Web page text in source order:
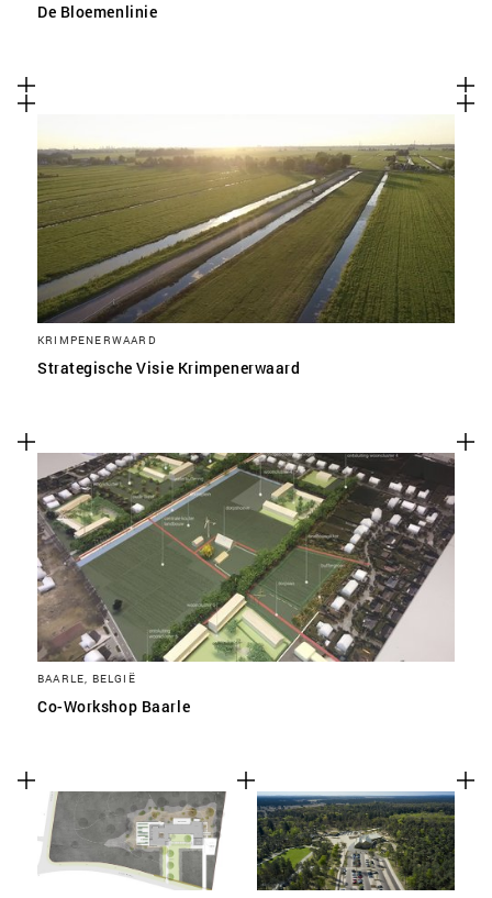
De Bloemenlinie
KRIMPENERWAARD
Strategische Visie Krimpenerwaard
BAARLE, BELGIË
Co-Workshop Baarle